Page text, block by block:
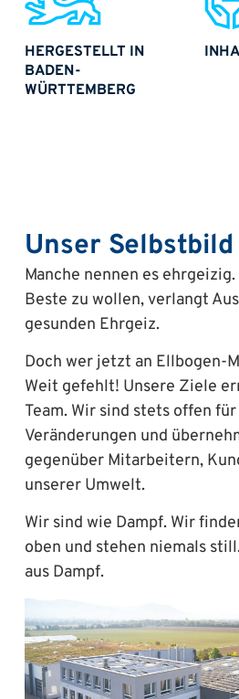
HERGESTELLT IN
BADEN-
WÜRTTEMBERG
Unser Selbstbild
Manche nennen es
Beste zu wollen, verlangt
gesunden Ehrgeiz.
Doch wer jetzt an Ellbogen-
Weit gefehlt! Unsere Ziele
Team. Wir sind stets offen
Veränderungen und
gegenüber Mitarbeitern,
unserer Umwelt.
Wir sind wie Dampf. Wir
oben und stehen niemals
aus Dampf.